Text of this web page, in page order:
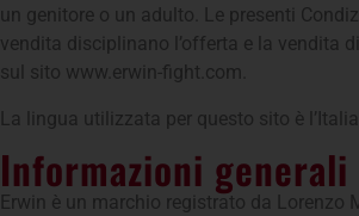
un genitore o un adulto. Le presenti
vendita disciplinano l’offerta e la vendita
sul sito www.erwin-fight.com.
La lingua utilizzata per questo sito è
Informazioni generali
Erwin è un marchio registrato da Lorenzo